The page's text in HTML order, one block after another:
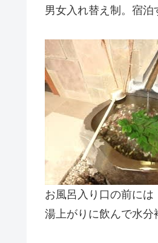
男女入れ替え制。宿泊
お風呂入り口の前には
湯上がりに飲んで水分